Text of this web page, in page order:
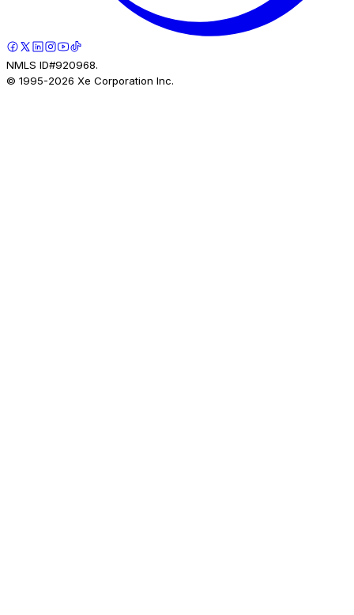
NMLS ID#920968.
© 1995-2026 Xe Corporation Inc.